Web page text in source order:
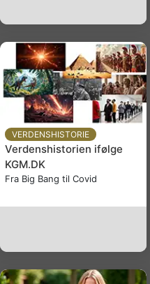
VERDENSHISTORIE
Verdenshistorien ifølge
KGM.DK
Fra Big Bang til Covid